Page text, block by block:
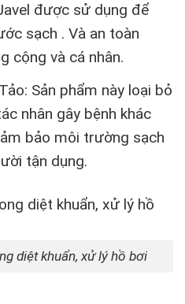
được sử dụng để
sạch . Và an toàn
cộng và cá nhân.
Sản phẩm này loại bỏ
nhân gây bệnh khác
bảo môi trường sạch
tận dụng.
diệt khuẩn, xử lý hồ bơi